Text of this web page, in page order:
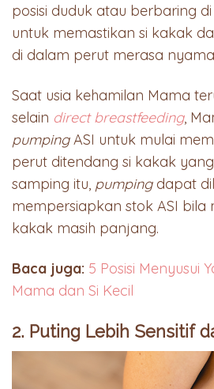
posisi duduk atau berbaring
untuk memastikan si kakak
di dalam perut merasa
Saat usia kehamilan Mama
selain direct breastfeeding,
pumpingASI untuk mulai
perut ditendang si kakak
samping itu, pumpingdapat
mempersiapkan stok ASI bila
kakak masih panjang.
Baca juga: 5 Posisi Menyusui
Mama dan Si Kecil
2. Puting Lebih Sensitif